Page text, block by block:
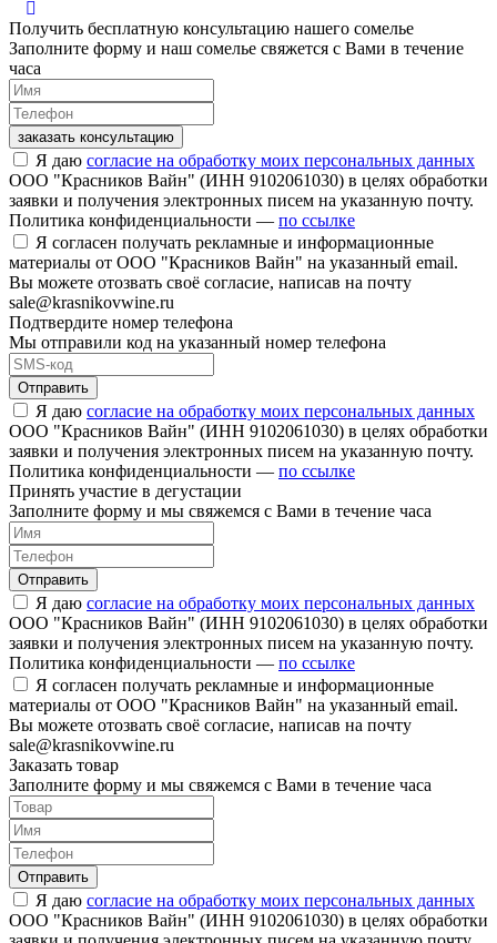
Получить бесплатную консультацию нашего сомелье
Заполните форму и наш сомелье свяжется с Вами в течение
часа
заказать консультацию
Я даю согласие на обработку моих персональных данных
ООО "Красников Вайн" (ИНН 9102061030) в целях обработки
заявки и получения электронных писем на указанную почту.
Политика конфиденциальности — по ссылке
Я согласен получать рекламные и информационные
материалы от ООО "Красников Вайн" на указанный email.
Вы можете отозвать своё согласие, написав на почту
sale@krasnikovwine.ru
Подтвердите номер телефона
Мы отправили код на указанный номер телефона
Отправить
Я даю согласие на обработку моих персональных данных
ООО "Красников Вайн" (ИНН 9102061030) в целях обработки
заявки и получения электронных писем на указанную почту.
Политика конфиденциальности — по ссылке
Принять участие в дегустации
Заполните форму и мы свяжемся с Вами в течение часа
Отправить
Я даю согласие на обработку моих персональных данных
ООО "Красников Вайн" (ИНН 9102061030) в целях обработки
заявки и получения электронных писем на указанную почту.
Политика конфиденциальности — по ссылке
Я согласен получать рекламные и информационные
материалы от ООО "Красников Вайн" на указанный email.
Вы можете отозвать своё согласие, написав на почту
sale@krasnikovwine.ru
Заказать товар
Заполните форму и мы свяжемся с Вами в течение часа
Отправить
Я даю согласие на обработку моих персональных данных
ООО "Красников Вайн" (ИНН 9102061030) в целях обработки